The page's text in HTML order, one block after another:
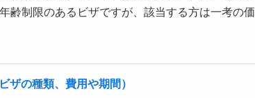
齢制限のあるビザですが、該当する方は一考の価
ザの種類、費用や期間）